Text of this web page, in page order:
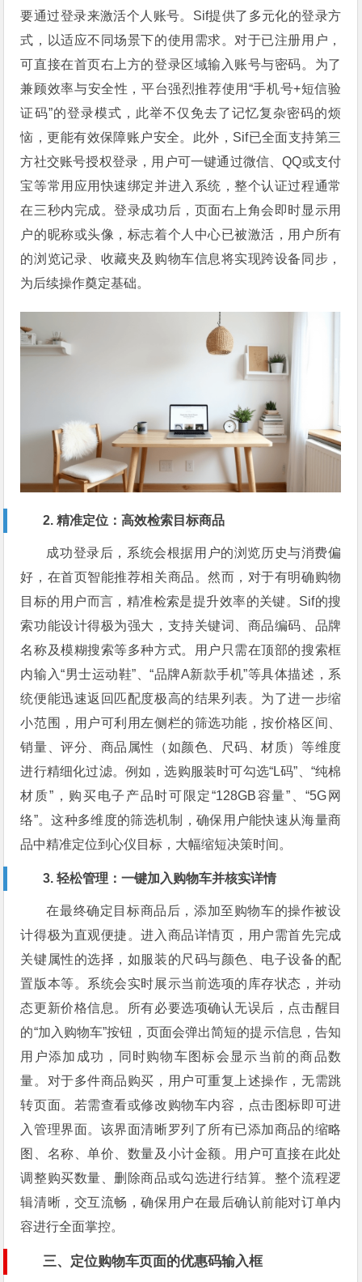
要通过登录来激活个人账号。Sif提供了多元化的登录方
式，以适应不同场景下的使用需求。对于已注册用户，
可直接在首页右上方的登录区域输入账号与密码。为了
兼顾效率与安全性，平台强烈推荐使用“手机号+短信验
证码”的登录模式，此举不仅免去了记忆复杂密码的烦
恼，更能有效保障账户安全。此外，Sif已全面支持第三
方社交账号授权登录，用户可一键通过微信、QQ或支付
宝等常用应用快速绑定并进入系统，整个认证过程通常
在三秒内完成。登录成功后，页面右上角会即时显示用
户的昵称或头像，标志着个人中心已被激活，用户所有
的浏览记录、收藏夹及购物车信息将实现跨设备同步，
为后续操作奠定基础。
2. 精准定位：高效检索目标商品
成功登录后，系统会根据用户的浏览历史与消费偏
好，在首页智能推荐相关商品。然而，对于有明确购物
目标的用户而言，精准检索是提升效率的关键。Sif的搜
索功能设计得极为强大，支持关键词、商品编码、品牌
名称及模糊搜索等多种方式。用户只需在顶部的搜索框
内输入“男士运动鞋”、“品牌A新款手机”等具体描述，系
统便能迅速返回匹配度极高的结果列表。为了进一步缩
小范围，用户可利用左侧栏的筛选功能，按价格区间、
销量、评分、商品属性（如颜色、尺码、材质）等维度
进行精细化过滤。例如，选购服装时可勾选“L码”、“纯棉
材质”，购买电子产品时可限定“128GB容量”、“5G网
络”。这种多维度的筛选机制，确保用户能快速从海量商
品中精准定位到心仪目标，大幅缩短决策时间。
3. 轻松管理：一键加入购物车并核实详情
在最终确定目标商品后，添加至购物车的操作被设
计得极为直观便捷。进入商品详情页，用户需首先完成
关键属性的选择，如服装的尺码与颜色、电子设备的配
置版本等。系统会实时展示当前选项的库存状态，并动
态更新价格信息。所有必要选项确认无误后，点击醒目
的“加入购物车”按钮，页面会弹出简短的提示信息，告知
用户添加成功，同时购物车图标会显示当前的商品数
量。对于多件商品购买，用户可重复上述操作，无需跳
转页面。若需查看或修改购物车内容，点击图标即可进
入管理界面。该界面清晰罗列了所有已添加商品的缩略
图、名称、单价、数量及小计金额。用户可直接在此处
调整购买数量、删除商品或勾选进行结算。整个流程逻
辑清晰，交互流畅，确保用户在最后确认前能对订单内
容进行全面掌控。
三、定位购物车页面的优惠码输入框